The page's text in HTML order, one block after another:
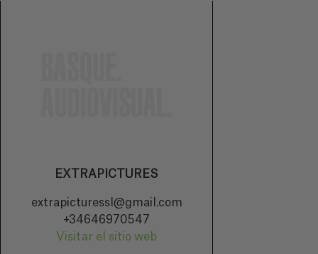
EXTRAPICTURES
extrapicturessl@gmail.com
+34646970547
Visitar el sitio web